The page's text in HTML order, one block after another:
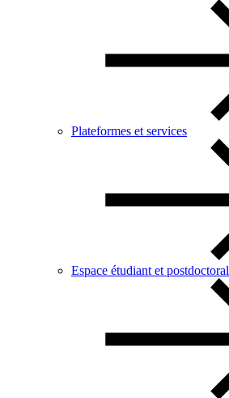
Plateformes et services
Espace étudiant et postdoctoral